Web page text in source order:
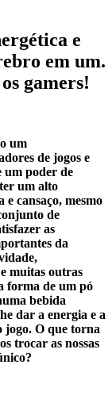
e
em um.
gamers!
um
de jogos e
um poder de
um alto
e cansaço, mesmo
de
as
da
muitas outras
forma de um pó
bebida
dar a energia e a
jogo. O que torna
trocar as nossas